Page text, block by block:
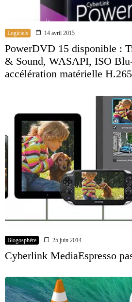
Logiciels 14 avril 2015
PowerDVD 15 disponible :
& Sound, WASAPI, ISO
accélération matérielle
Blogosphère 25 juin 2014
Cyberlink MediaEspresso